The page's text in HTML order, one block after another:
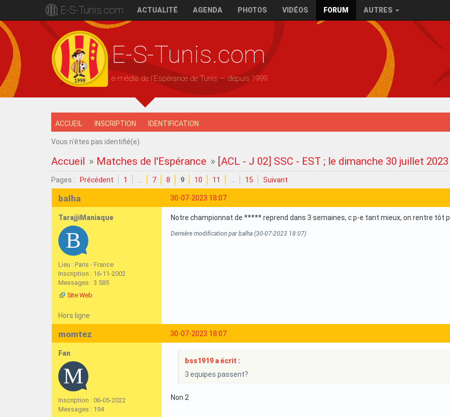
E-S-Tunis.com ACTUALITÉ AGENDA PHOTOS VIDÉOS FORUM AUTRES
E-S-Tunis.com
e-média de l'Espérance de Tunis — depuis 1999
ACCUEIL INSCRIPTION IDENTIFICATION
Vous n'êtes pas identifié(e).
Accueil » Matches de l'Espérance » [ACL - J 02] SSC - EST ; le dimanche 30 juillet
Pages : Précédent 1 7 8 9 10 11 15 Suivant
30-07-2023 18:07
balha
TarajjiManiaque
Lieu : Paris - France
Inscription : 16-11-2002
Messages : 3 585
Site Web
Notre championnat de ***** reprend dans 3 semaines, c p-e tant mieux, on rentre tôt
Dernière modification par balha (30-07-2023 18:07)
Hors ligne
30-07-2023 18:07
momtez
Fan
Inscription : 06-05-2022
Messages : 194
bss1919 a écrit :
3 equipes passent?
Non 2